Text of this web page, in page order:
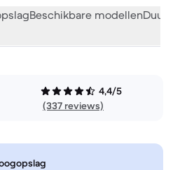
Beschikbare modellen
4,4/5
(337 reviews)